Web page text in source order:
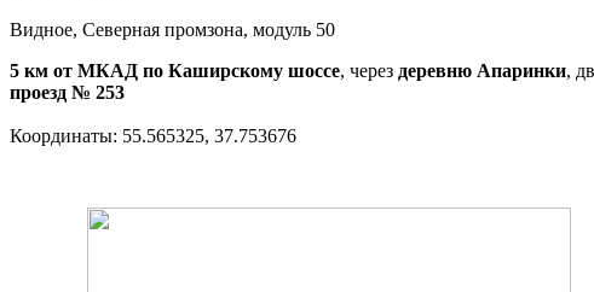
Видное, Северная промзона, модуль 50
5 км от МКАД по Каширскому шоссе, через деревню Апаринки,
проезд № 253
Координаты: 55.565325, 37.753676